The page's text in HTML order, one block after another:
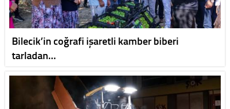
Bilecik’in coğrafi işaretli kamber biberi
tarladan…